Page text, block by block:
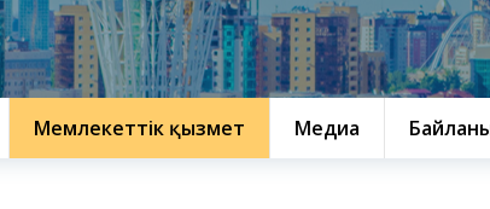
Мемлекеттік қызмет Медиа